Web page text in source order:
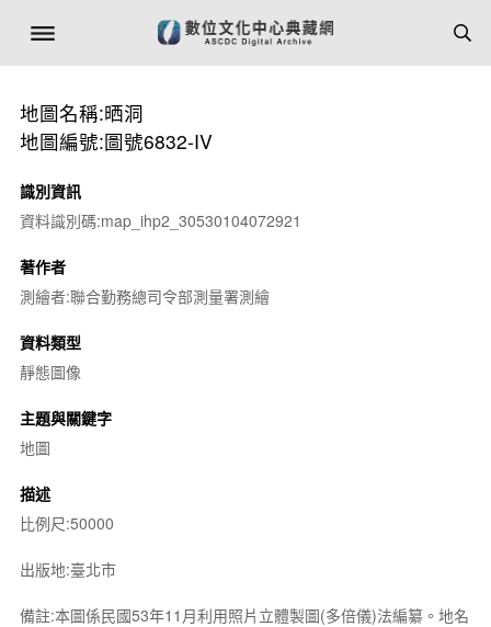
地圖名稱:晒洞
地圖編號:圖號6832-IV
識別資訊
資料識別碼:map_ihp2_30530104072921
著作者
測繪者:聯合勤務總司令部測量署測繪
資料類型
靜態圖像
主題與關鍵字
地圖
描述
比例尺:50000
出版地:臺北市
備註:本圖係民國53年11月利用照片立體製圖(多倍儀)法編纂。地名